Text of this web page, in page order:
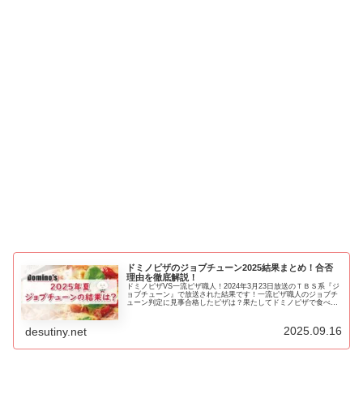
ドミノピザのジョブチューン2025結果まとめ！合否
理由を徹底解説！
ドミノピザVS一流ピザ職人！2024年3月23日放送のＴＢＳ系『ジ
ョブチューン』で放送された結果です！一流ピザ職人のジョブチ
ューン判定に見事合格したピザは？果たしてドミノピザで食べる
desutiny.net 2025.09.16